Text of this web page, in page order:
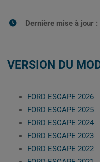
Dernière mise à jour :
VERSION DU
FORD ESCAPE 2026
FORD ESCAPE 2025
FORD ESCAPE 2024
FORD ESCAPE 2023
FORD ESCAPE 2022